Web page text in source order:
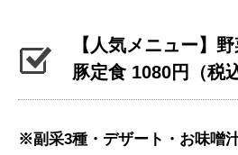
【人気メニュー】
豚定食 1080円（税
※副采3種・デザート・お味噌